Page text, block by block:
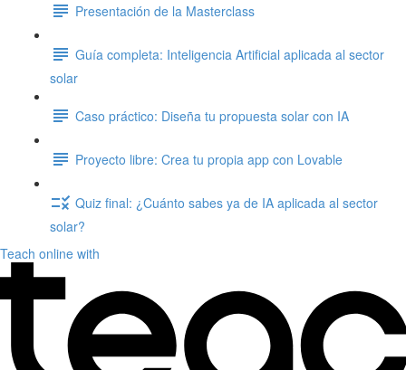
Presentación de la Masterclass
Guía completa: Inteligencia Artificial aplicada al sector
solar
Caso práctico: Diseña tu propuesta solar con IA
Proyecto libre: Crea tu propia app con Lovable
Quiz final: ¿Cuánto sabes ya de IA aplicada al sector
solar?
Teach online with